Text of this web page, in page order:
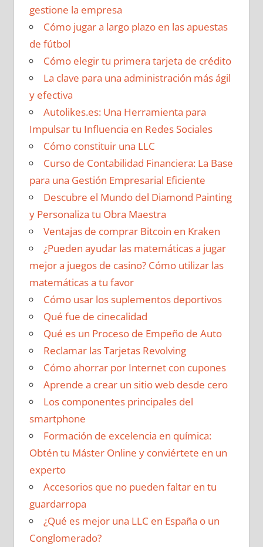
gestione la empresa
Cómo jugar a largo plazo en las apuestas
de fútbol
Cómo elegir tu primera tarjeta de crédito
La clave para una administración más ágil
y efectiva
Autolikes.es: Una Herramienta para
Impulsar tu Influencia en Redes Sociales
Cómo constituir una LLC
Curso de Contabilidad Financiera: La Base
para una Gestión Empresarial Eficiente
Descubre el Mundo del Diamond Painting
y Personaliza tu Obra Maestra
Ventajas de comprar Bitcoin en Kraken
¿Pueden ayudar las matemáticas a jugar
mejor a juegos de casino? Cómo utilizar las
matemáticas a tu favor
Cómo usar los suplementos deportivos
Qué fue de cinecalidad
Qué es un Proceso de Empeño de Auto
Reclamar las Tarjetas Revolving
Cómo ahorrar por Internet con cupones
Aprende a crear un sitio web desde cero
Los componentes principales del
smartphone
Formación de excelencia en química:
Obtén tu Máster Online y conviértete en un
experto
Accesorios que no pueden faltar en tu
guardarropa
¿Qué es mejor una LLC en España o un
Conglomerado?